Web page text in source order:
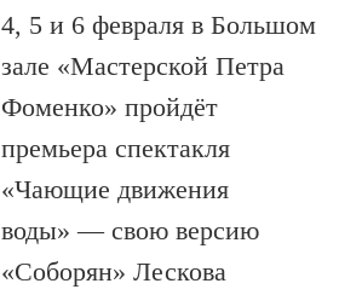
4, 5 и 6 февраля в Большом
зале «Мастерской Петра
Фоменко» пройдёт
премьера спектакля
«Чающие движения
воды» — свою версию
«Соборян» Лескова